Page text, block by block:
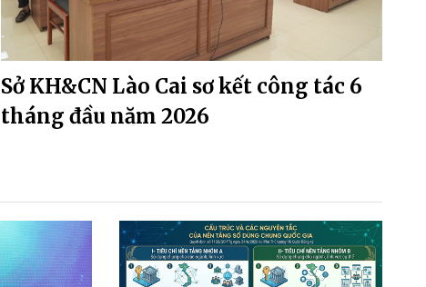
Sở KH&CN Lào Cai sơ kết công tác 6
tháng đầu năm 2026